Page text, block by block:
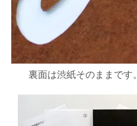
裏面は渋紙そのままです。